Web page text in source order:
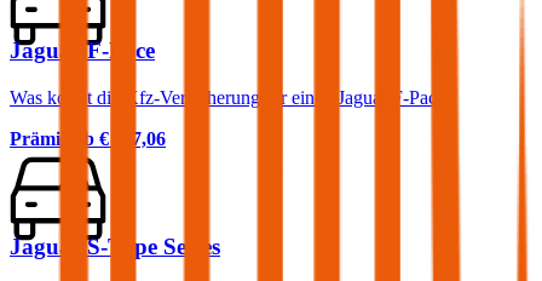
Jaguar F-Pace
Was kostet die Kfz-Versicherung für einen Jaguar F-Pace?
Prämie ab € 117,06
Jaguar S-Type Series